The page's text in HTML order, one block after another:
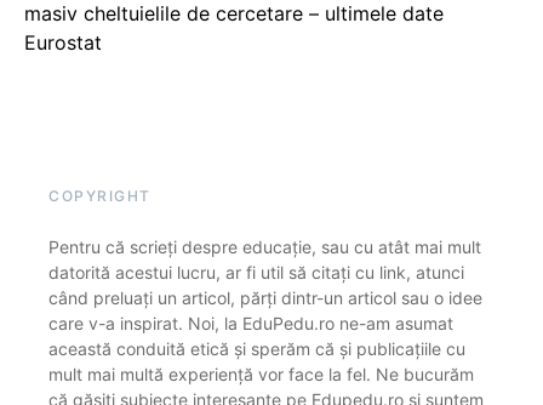
masiv cheltuielile de cercetare – ultimele date
Eurostat
COPYRIGHT
Pentru că scrieți despre educație, sau cu atât mai mult
datorită acestui lucru, ar fi util să citați cu link, atunci
când preluați un articol, părți dintr-un articol sau o idee
care v-a inspirat. Noi, la EduPedu.ro ne-am asumat
această conduită etică și sperăm că și publicațiile cu
mult mai multă experiență vor face la fel. Ne bucurăm
că găsiți subiecte interesante pe Edupedu.ro și suntem